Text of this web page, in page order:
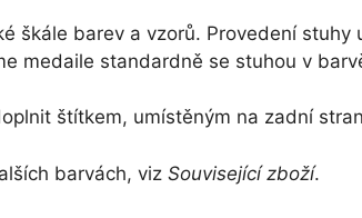
škále barev a vzorů. Provedení
medaile standardně se stuhou v
štítkem, umístěným na zadní
barvách, viz Související zboží.